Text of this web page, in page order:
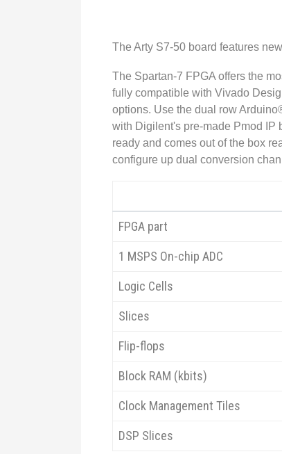
The Arty S7-50 board features
The Spartan-7 FPGA offers the
fully compatible with Vivado
options. Use the dual row
with Digilent's pre-made Pmod IP
ready and comes out of the box
configure up dual conversion
FPGA part
1 MSPS On-chip ADC
Logic Cells
Slices
Flip-flops
Block RAM (kbits)
Clock Management Tiles
DSP Slices